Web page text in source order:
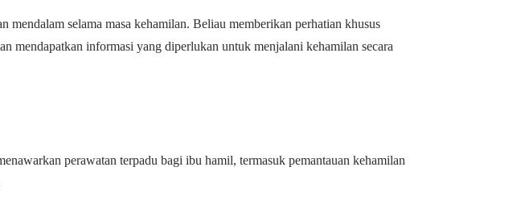
selama masa kehamilan. Beliau memberikan perhatian khusus
mendapatkan informasi yang diperlukan untuk menjalani kehamilan secara
perawatan terpadu bagi ibu hamil, termasuk pemantauan kehamilan